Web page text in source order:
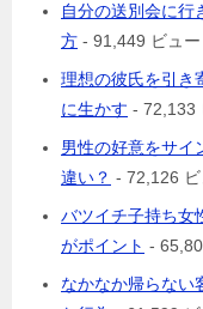
自分の送別会に行
方 - 91,449 ビュー
理想の彼氏を引
に生かす - 72,133
男性の好意をサ
違い？ - 72,126 ビ
バツイチ子持ち女
がポイント -
なかなか帰らない